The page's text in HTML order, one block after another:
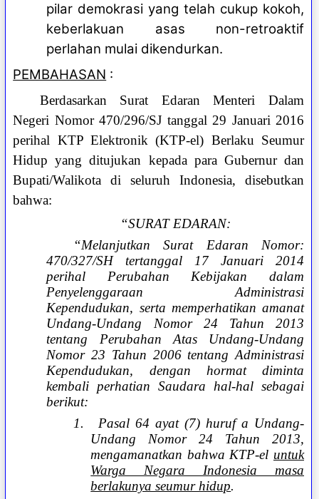
pilar demokrasi yang telah cukup kokoh,
keberlakuan asas non-retroaktif
perlahan mulai dikendurkan.
PEMBAHASAN :
Berdasarkan Surat Edaran Menteri Dalam
Negeri Nomor 470/296/SJ tanggal 29 Januari 2016
perihal KTP Elektronik (KTP-el) Berlaku Seumur
Hidup yang ditujukan kepada para Gubernur dan
Bupati/Walikota di seluruh Indonesia, disebutkan
bahwa:
“SURAT EDARAN:
“Melanjutkan Surat Edaran Nomor:
470/327/SH tertanggal 17 Januari 2014
perihal Perubahan Kebijakan dalam
Penyelenggaraan Administrasi
Kependudukan, serta memperhatikan amanat
Undang-Undang Nomor 24 Tahun 2013
tentang Perubahan Atas Undang-Undang
Nomor 23 Tahun 2006 tentang Administrasi
Kependudukan, dengan hormat diminta
kembali perhatian Saudara hal-hal sebagai
berikut:
1.
Pasal 64 ayat (7) huruf a Undang-
Undang Nomor 24 Tahun 2013,
mengamanatkan bahwa KTP-el untuk
Warga Negara Indonesia masa
berlakunya seumur hidup.